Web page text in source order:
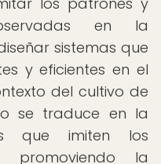
en la
sistemas que
y eficientes en el
del cultivo de
se traduce en la
que imiten los
promoviendo la